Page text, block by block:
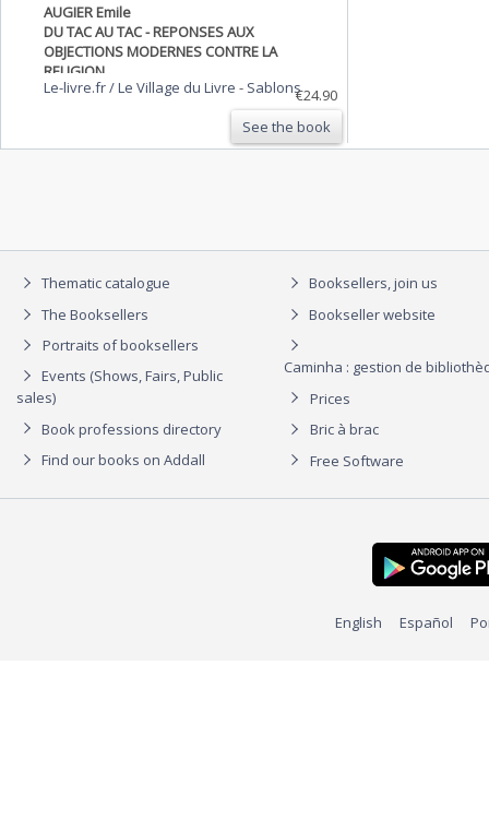
AUGIER Emile
DU TAC AU TAC - REPONSES AUX
OBJECTIONS MODERNES CONTRE LA
RELIGION
Le-livre.fr / Le Village du Livre - Sablons€24.90
See the book
Thematic catalogue
The Booksellers
Portraits of booksellers
Events (Shows, Fairs, Public
sales)
Book professions directory
Find our books on Addall
Booksellers, join us
Bookseller website
Caminha : gestion de
Prices
Bric à brac
Free Software
English Español